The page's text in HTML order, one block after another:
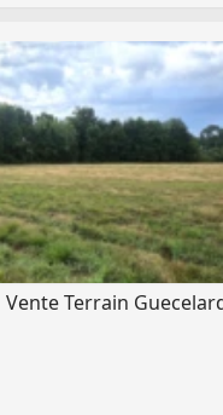
Vente Terrain